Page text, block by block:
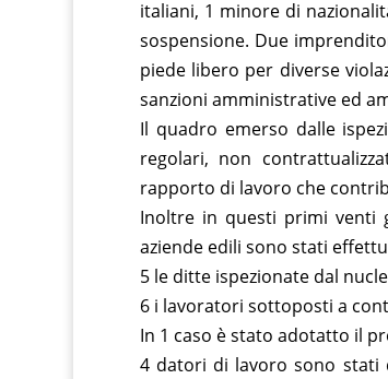
italiani, 1 minore di
sospensione. Due
piede libero per diverse
sanzioni amministrative ed
Il quadro emerso dalle
regolari, non
rapporto di lavoro che
Inoltre in questi primi venti
aziende edili sono stati
5 le ditte ispezionate dal
6 i lavoratori sottoposti a
In 1 caso è stato adotatto il
4 datori di lavoro sono stati